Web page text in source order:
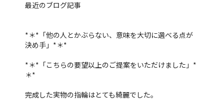
最近のブログ記事
*＊*「他の人とかぶらない、意味を大切に選べる点が
決め手」*＊*
*＊*「こちらの要望以上のご提案をいただけました」*
＊*
完成した実物の指輪はとても綺麗でした。